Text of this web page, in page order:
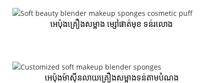
អេប៉ុងគ្រឿងសម្អាង ម្សៅផាត់មុខ ទន់រលោង
អេប៉ុងម៉ាស៊ីនលាយគ្រឿងសម្អាងទន់តាមបំណង